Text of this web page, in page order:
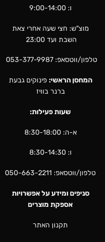
ו: 9:00-14:00
מוצ"ש: חצי שעה אחרי צאת
השבת ועד 23:00
טלפון/ווטסאפ:053-377-9987
המחסן הראשי: פינוקים גבעת
ברנר בוויז
שעות פעילות:
א-ה: 8:30-18:00
ו: 8:30-14:30
טלפון/ווטסאפ: 050-663-2211
סניפים ומידע על אפשרויות
אספקת מוצרים
תקנון האתר